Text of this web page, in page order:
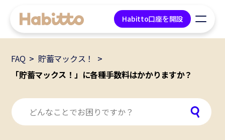
Habitto口座を開設
貯蓄口座
デビットカード
マネープラン相談
FAQ
貯蓄マックス！
「貯蓄マックス！」に各種手数料はかかりますか？